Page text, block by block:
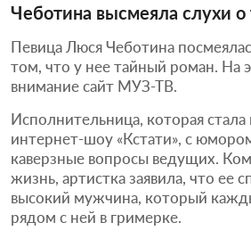
Чеботина высмеяла слухи
Певица Люся Чеботина
том, что у нее тайный роман. На
внимание сайт МУЗ-ТВ.
Исполнительница, которая стала
интернет-шоу «Кстати», с
каверзные вопросы ведущих.
жизнь, артистка заявила, что ее
высокий мужчина, который
рядом с ней в гримерке.